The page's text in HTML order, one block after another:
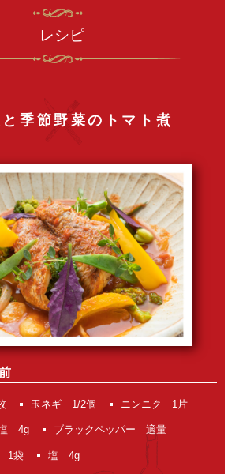
レシピ
季節野菜のトマト煮
玉ネギ 1/2個 ニンニク 1片
4g ブラックペッパー 適量
1袋 塩 4g